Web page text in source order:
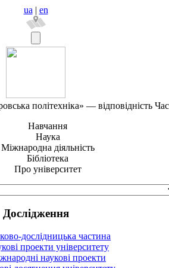
ua | en
політехніка» — відповідність
Навчання
Наука
Міжнародна діяльність
Бібліотека
Про університет
Дослідження
дослідницька частина
проекти університету
наукові проекти